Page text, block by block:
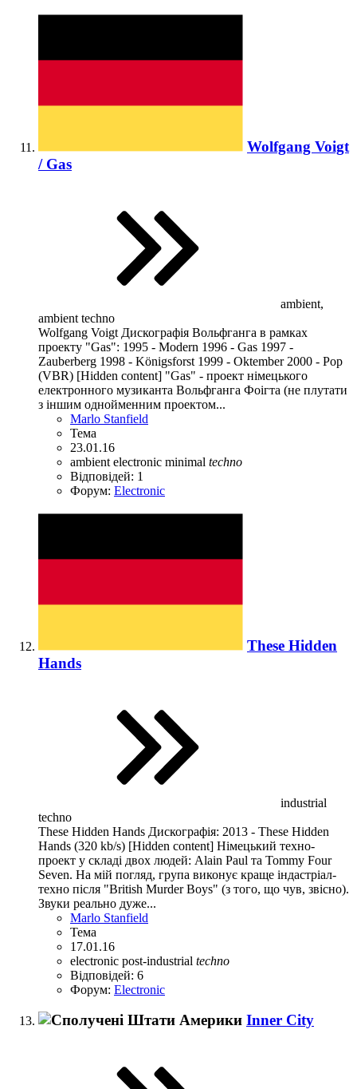
Wolfgang Voigt
/ Gas
ambient,
ambient techno
Wolfgang Voigt Дискографія Вольфганга в рамках
проекту "Gas": 1995 - Modern 1996 - Gas 1997 -
Zauberberg 1998 - Königsforst 1999 - Oktember 2000 - Pop
(VBR) [Hidden content] "Gas" - проект німецького
електронного музиканта Вольфганга Фоігта (не плутати
з іншим однойменним проектом...
Marlo Stanfield
Тема
23.01.16
ambient electronic minimal techno
Відповідей: 1
Форум: Electronic
These Hidden
Hands
industrial
techno
These Hidden Hands Дискографія: 2013 - These Hidden
Hands (320 kb/s) [Hidden content] Німецький техно-
проект у складі двох людей: Alain Paul та Tommy Four
Seven. На мій погляд, група виконує краще індастріал-
техно після "British Murder Boys" (з того, що чув, звісно).
Звуки реально дуже...
Marlo Stanfield
Тема
17.01.16
electronic post-industrial techno
Відповідей: 6
Форум: Electronic
Inner City